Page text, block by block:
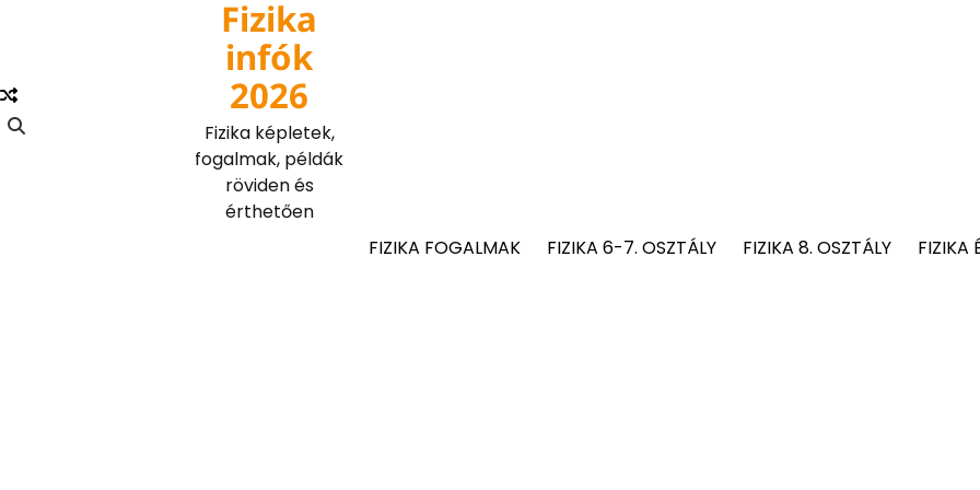
Fizika
infók
2026
Fizika képletek,
fogalmak, példák
röviden és
érthetően
FIZIKA FOGALMAK
FIZIKA 6-7. OSZTÁLY FIZIKA 8. OSZTÁLY FIZIKA